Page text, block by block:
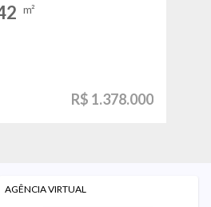
m²
R$ 1.378.000
AGÊNCIA VIRTUAL